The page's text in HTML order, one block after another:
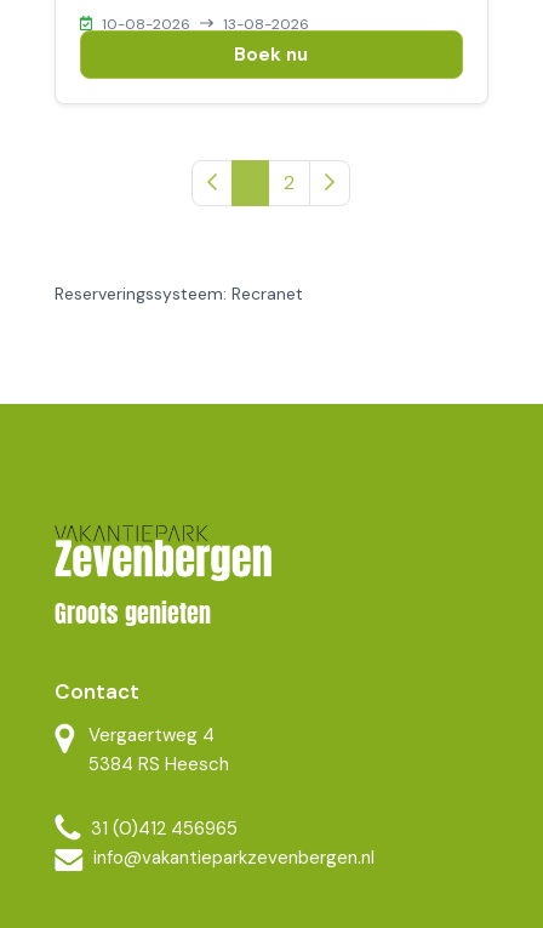
10-08-2026
13-08-2026
Boek nu
Vorige pagina
2 Volgende pagina
Reserveringssysteem: Recranet
Groots genieten
Contact
Vergaertweg 4
5384 RS Heesch
31 (0)412 456965
info@vakantieparkzevenbergen.nl